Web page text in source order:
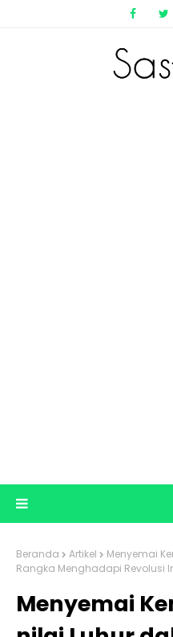
Beranda Artikel
Menyemai
Rangka Menghadapi Revolusi
Menyemai